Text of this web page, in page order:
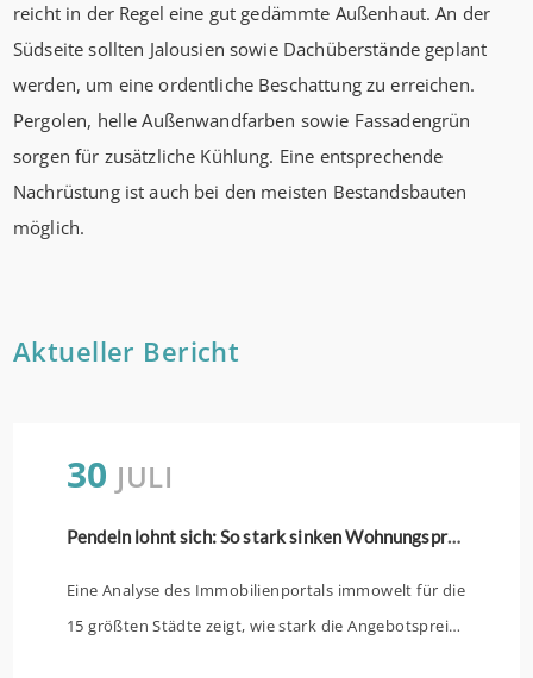
reicht in der Regel eine gut gedämmte Außenhaut. An der
Südseite sollten Jalousien sowie Dachüberstände geplant
werden, um eine ordentliche Beschattung zu erreichen.
Pergolen, helle Außenwandfarben sowie Fassadengrün
sorgen für zusätzliche Kühlung. Eine entsprechende
Nachrüstung ist auch bei den meisten Bestandsbauten
möglich.
Aktueller Bericht
30 JULI
Pendeln lohnt sich: So stark sinken Wohnungspreise im Umland
Eine Analyse des Immobilienportals immowelt für die
15 größten Städte zeigt, wie stark die Angebotspreise